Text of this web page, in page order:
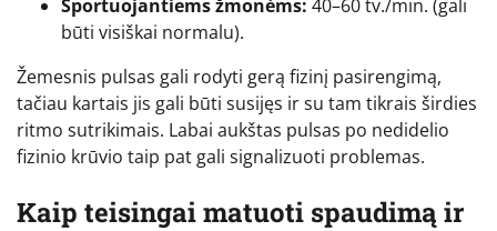
Sportuojantiems žmonėms: 40–60 tv./min. (gali
būti visiškai normalu).
Žemesnis pulsas gali rodyti gerą fizinį pasirengimą,
tačiau kartais jis gali būti susijęs ir su tam tikrais širdies
ritmo sutrikimais. Labai aukštas pulsas po nedidelio
fizinio krūvio taip pat gali signalizuoti problemas.
Kaip teisingai matuoti spaudimą ir